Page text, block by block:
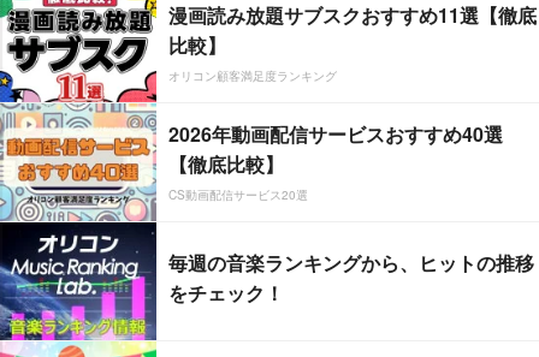
漫画読み放題サブスクおすすめ11選【徹底
比較】
オリコン顧客満足度ランキング
2026年動画配信サービスおすすめ40選
【徹底比較】
CS動画配信サービス20選
毎週の音楽ランキングから、ヒットの推移
をチェック！